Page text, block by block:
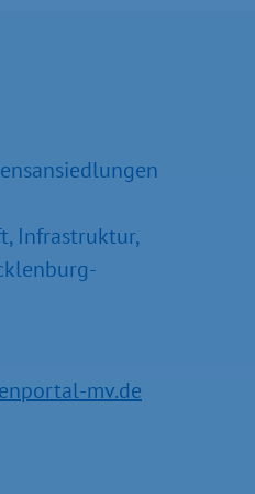
Infrastruktur,
mv.de